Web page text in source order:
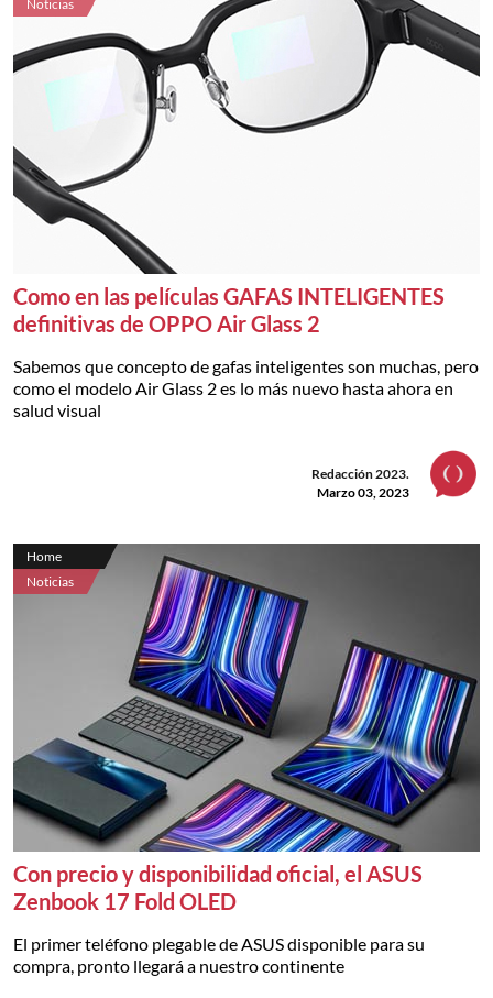
Noticias
Como en las películas GAFAS INTELIGENTES
definitivas de OPPO Air Glass 2
Sabemos que concepto de gafas inteligentes son muchas, pero
como el modelo Air Glass 2 es lo más nuevo hasta ahora en
salud visual
Redacción 2023.
Marzo 03, 2023
Home
Noticias
Con precio y disponibilidad oficial, el ASUS
Zenbook 17 Fold OLED
El primer teléfono plegable de ASUS disponible para su
compra, pronto llegará a nuestro continente